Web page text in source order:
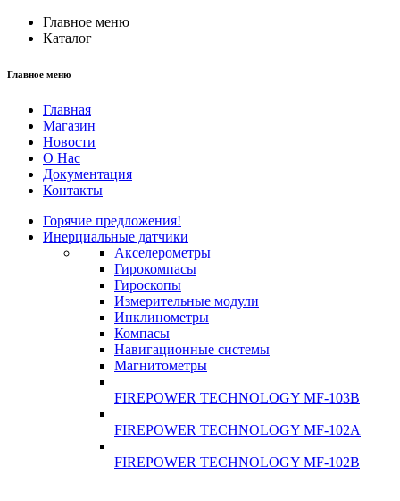
Главное меню
Каталог
Главное меню
Главная
Магазин
Новости
О Нас
Документация
Контакты
Горячие предложения!
Инерциальные датчики
Акселерометры
Гирокомпасы
Гироскопы
Измерительные модули
Инклинометры
Компасы
Навигационные системы
Магнитометры
FIREPOWER TECHNOLOGY MF-103B
FIREPOWER TECHNOLOGY MF-102A
FIREPOWER TECHNOLOGY MF-102B